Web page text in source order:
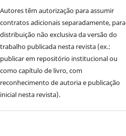
Autores têm autorização para assumir
contratos adicionais separadamente, para
distribuição não exclusiva da versão do
trabalho publicada nesta revista (ex.:
publicar em repositório institucional ou
como capítulo de livro, com
reconhecimento de autoria e publicação
inicial nesta revista).